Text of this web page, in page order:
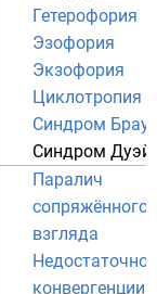
Гетерофория
Эзофория
Экзофория
Циклотропия
Синдром
Синдром
Паралич
сопряжённого
взгляда
конвергенции